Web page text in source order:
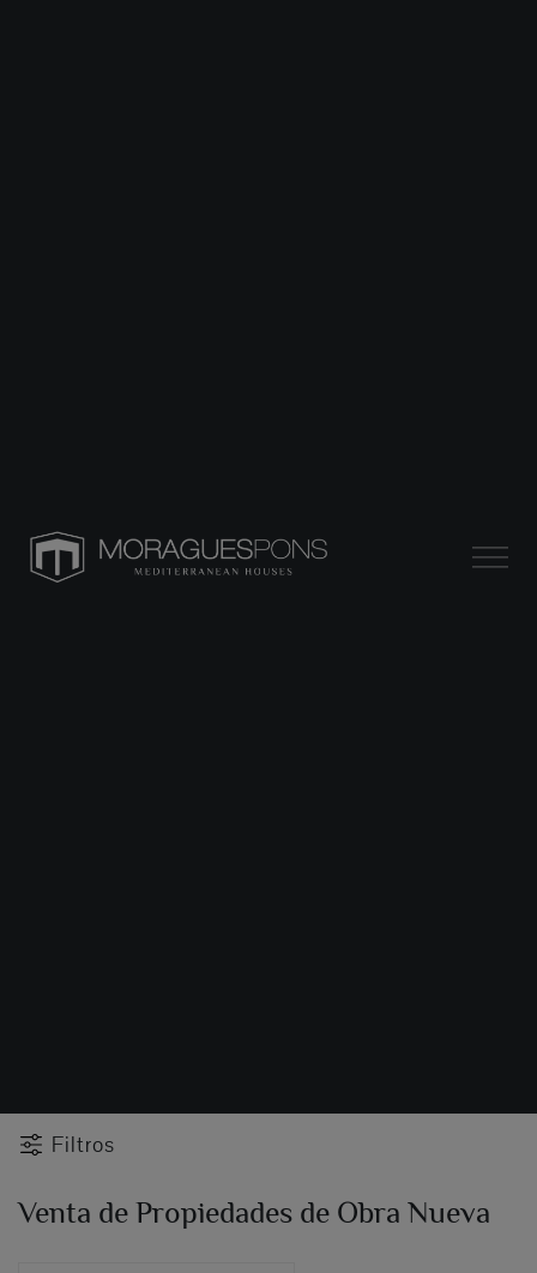
Filtros
Venta de Propiedades de Obra Nueva